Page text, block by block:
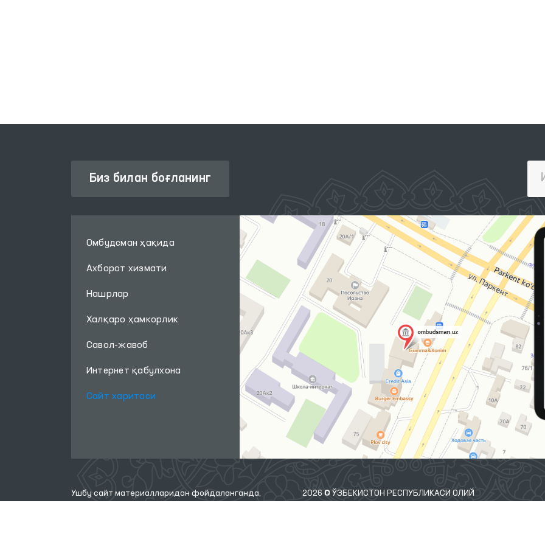
Биз билан боғланинг
Омбудсман ҳақида
Ахборот хизмати
Нашрлар
Халқаро ҳамкорлик
Савол-жавоб
Интернет қабулхона
Сайт харитаси
Ушбу сайт материалларидан фойдаланганда,
2026 © ЎЗБЕКИСТОН РЕСПУБЛИКАСИ ОЛИЙ